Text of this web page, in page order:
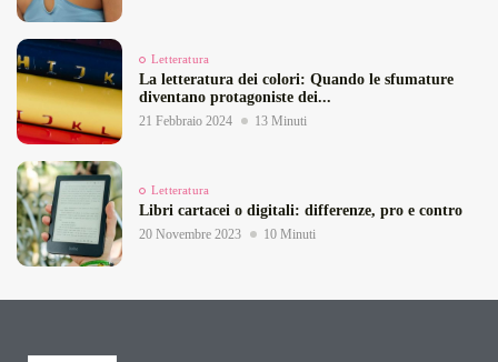
Letteratura
La letteratura dei colori: Quando le sfumature
diventano protagoniste dei...
21 Febbraio 2024 13 Minuti
Letteratura
Libri cartacei o digitali: differenze, pro e contro
20 Novembre 2023 10 Minuti